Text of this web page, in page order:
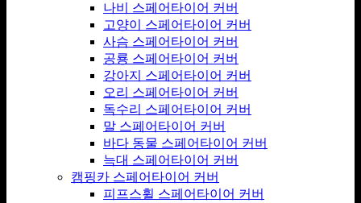
나비 스페어타이어 커버
고양이 스페어타이어 커버
사슴 스페어타이어 커버
공룡 스페어타이어 커버
강아지 스페어타이어 커버
오리 스페어타이어 커버
독수리 스페어타이어 커버
말 스페어타이어 커버
바다 동물 스페어타이어 커버
늑대 스페어타이어 커버
캠핑카 스페어타이어 커버
피프스휠 스페어타이어 커버